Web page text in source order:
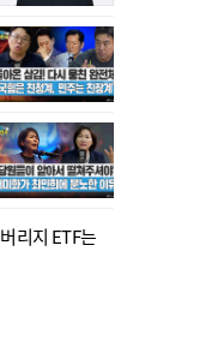
리지 ETF는